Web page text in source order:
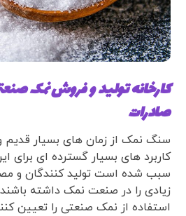
کارخانه تولید و فروش نمک
صادرات
سنگ نمک از زمان های بسیار قدیم
کاربرد های بسیار گسترده ای
سبب شده است تولید کنندگان و
زیادی را در صنعت نمک داشته باشند
استفاده از نمک صنعتی را تعیین